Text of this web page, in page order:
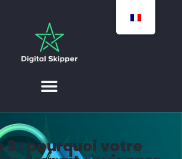
3 : pourquoi votre